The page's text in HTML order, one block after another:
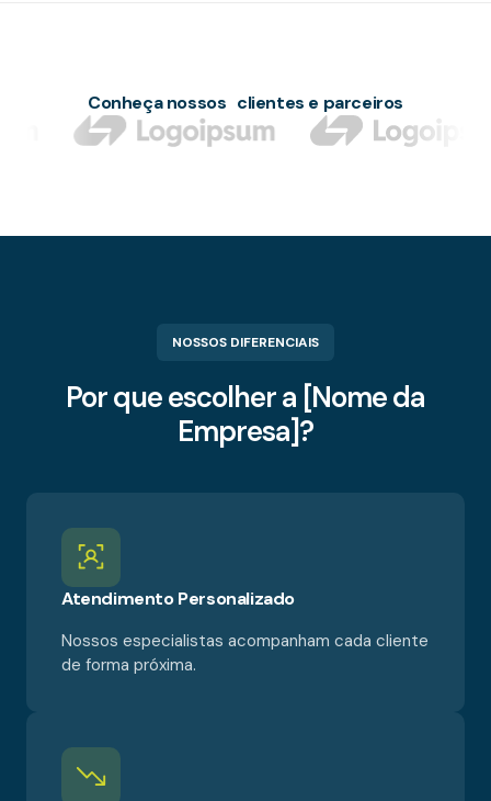
Conheça nossos clientes e parceiros
NOSSOS DIFERENCIAIS
Por que escolher a [Nome da
Empresa]?
Atendimento Personalizado
Nossos especialistas acompanham cada cliente
de forma próxima.